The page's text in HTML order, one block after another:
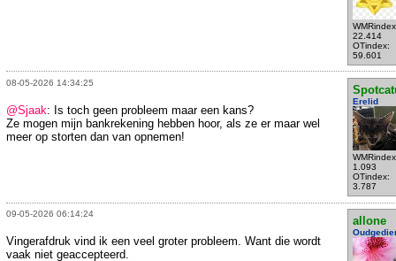
22.414
OTindex:
59.601
08-05-2026 14:34:25
Erelid
1.093
OTindex:
3.787
@Sjaak: Is toch geen probleem maar een kans?
Ze mogen mijn bankrekening hebben hoor, als ze er maar wel
meer op storten dan van opnemen!
09-05-2026 06:14:24
allone
Vingerafdruk vind ik een veel groter probleem. Want die wordt
vaak niet geaccepteerd.